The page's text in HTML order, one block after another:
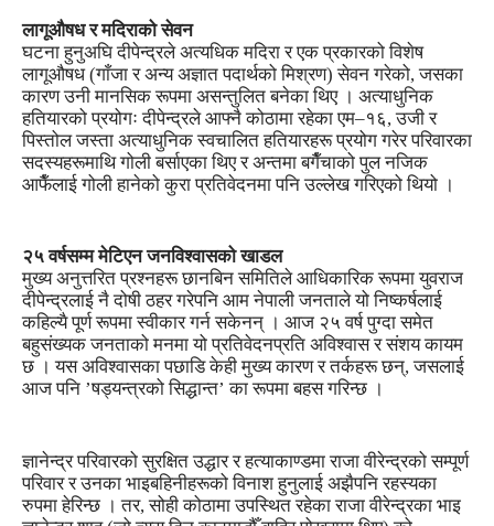
लागूऔषध र मदिराको सेवन
घटना हुनुअघि दीपेन्द्रले अत्यधिक मदिरा र एक प्रकारको विशेष
लागूऔषध (गाँजा र अन्य अज्ञात पदार्थको मिश्रण) सेवन गरेको, जसका
कारण उनी मानसिक रूपमा असन्तुलित बनेका थिए । अत्याधुनिक
हतियारको प्रयोगः दीपेन्द्रले आफ्नै कोठामा रहेका एम–१६, उजी र
पिस्तोल जस्ता अत्याधुनिक स्वचालित हतियारहरू प्रयोग गरेर परिवारका
सदस्यहरूमाथि गोली बर्साएका थिए र अन्तमा बगैँचाको पुल नजिक
आफैँलाई गोली हानेको कुरा प्रतिवेदनमा पनि उल्लेख गरिएको थियो ।
२५ वर्षसम्म मेटिएन जनविश्वासको खाडल
मुख्य अनुत्तरित प्रश्नहरू छानबिन समितिले आधिकारिक रूपमा युवराज
दीपेन्द्रलाई नै दोषी ठहर गरेपनि आम नेपाली जनताले यो निष्कर्षलाई
कहिल्यै पूर्ण रूपमा स्वीकार गर्न सकेनन् । आज २५ वर्ष पुग्दा समेत
बहुसंख्यक जनताको मनमा यो प्रतिवेदनप्रति अविश्वास र संशय कायम
छ । यस अविश्वासका पछाडि केही मुख्य कारण र तर्कहरू छन्, जसलाई
आज पनि ’षड्यन्त्रको सिद्धान्त’ का रूपमा बहस गरिन्छ ।
ज्ञानेन्द्र परिवारको सुरक्षित उद्धार र हत्याकाण्डमा राजा वीरेन्द्रको सम्पूर्ण
परिवार र उनका भाइबहिनीहरूको विनाश हुनुलाई अझैपनि रहस्यका
रुपमा हेरिन्छ । तर, सोही कोठामा उपस्थित रहेका राजा वीरेन्द्रका भाइ